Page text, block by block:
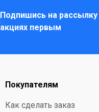
Подпишись на рассылку
акциях первым
Покупателям
Как сделать заказ